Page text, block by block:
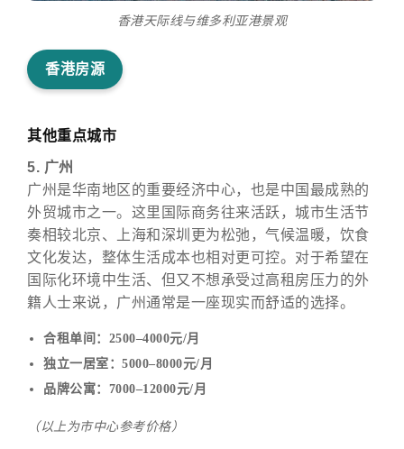
香港天际线与维多利亚港景观
香港房源
其他重点城市
5. 广州
广州是华南地区的重要经济中心，也是中国最成熟的
外贸城市之一。这里国际商务往来活跃，城市生活节
奏相较北京、上海和深圳更为松弛，气候温暖，饮食
文化发达，整体生活成本也相对更可控。对于希望在
国际化环境中生活、但又不想承受过高租房压力的外
籍人士来说，广州通常是一座现实而舒适的选择。
合租单间：2500–4000元/月
独立一居室：5000–8000元/月
品牌公寓：7000–12000元/月
（以上为市中心参考价格）